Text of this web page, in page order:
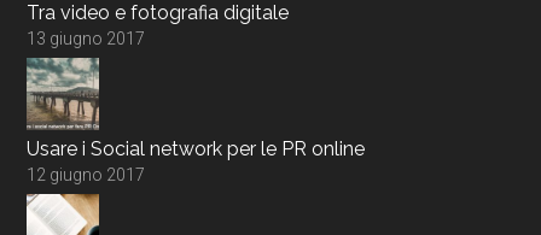
Tra video e fotografia digitale
13 giugno 2017
Usare i Social network per le PR online
12 giugno 2017